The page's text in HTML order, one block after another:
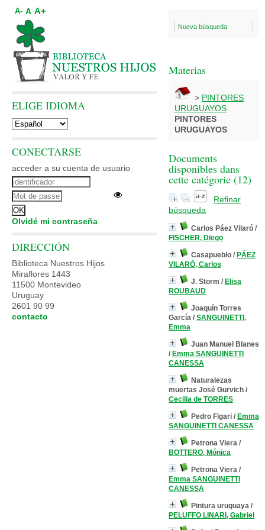
Nueva búsqueda
Materias
> PINTORES
URUGUAYOS
PINTORES
URUGUAYOS
Documents
disponibles dans
cette catégorie (12)
Refinar
búsqueda
Carlos Páez Vilaró /
FISCHER, Diego
Casapueblo / PÁEZ
VILARÓ, Carlos
J. Storm / Elisa
ROUBAUD
Joaquín Torres
García / SANGUINETTI,
Emma
Juan Manuel Blanes
/ Emma SANGUINETTI
CANESSA
Naturalezas
muertas José Gurvich /
Cecilia de TORRES
Pedro Figari / Emma
SANGUINETTI CANESSA
Petrona Viera /
BOTTERO, Mónica
Petrona Viera /
Emma SANGUINETTI
CANESSA
Pintura uruguaya /
PELUFFO LINARI, Gabriel
A- A A+
ELIGE IDIOMA
CONECTARSE
acceder a su cuenta de usuario
Olvidé mi contraseña
DIRECCIÓN
Biblioteca Nuestros Hijos
Miraflores 1443
11500 Montevideo
Uruguay
2601 90 99
contacto